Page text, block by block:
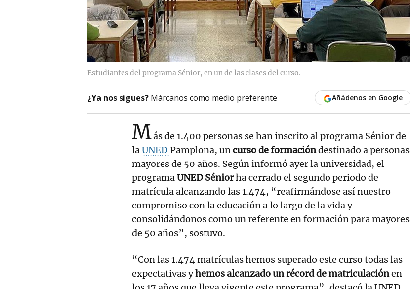
Estudiantes del programa Sénior, en un de las clases del curso.
¿Ya nos sigues? Márcanos como medio preferente Añádenos en Google
Más de 1.400 personas se han inscrito al programa Sénior de
laUNED Pamplona, uncurso de formacióndestinado a personas
mayores de 50 años. Según informó ayer la universidad, el
programaUNED Séniorha cerrado el segundo periodo de
matrícula alcanzando las 1.474, “reafirmándose así nuestro
compromiso con la educación a lo largo de la vida y
consolidándonos como un referente en formación para mayores
de 50 años”, sostuvo.
“Con las 1.474 matrículas hemos superado este curso todas las
expectativas yhemos alcanzado un récord de matriculaciónen